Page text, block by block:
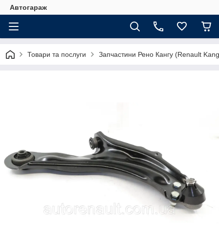
Автогараж
Товари та послуги Запчастини Рено Кангу (Renault